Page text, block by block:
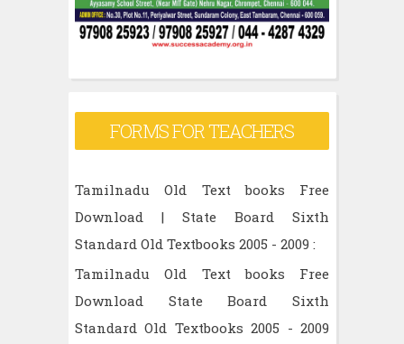
FORMS FOR TEACHERS
Tamilnadu Old Text books Free
Download | State Board Sixth
Standard Old Textbooks 2005 - 2009 :
Tamilnadu Old Text books Free
Download State Board Sixth
Standard Old Textbooks 2005 - 2009